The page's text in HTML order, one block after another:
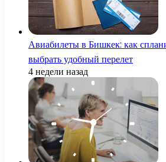
Авиабилеты в Бишкек: как
выбрать удобный перелет
4 недели назад